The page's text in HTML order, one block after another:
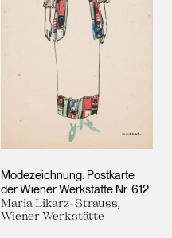
Modezeichnung. Postkarte
der Wiener Werkstätte Nr. 612
Maria Likarz-Strauss,
Wiener Werkstätte